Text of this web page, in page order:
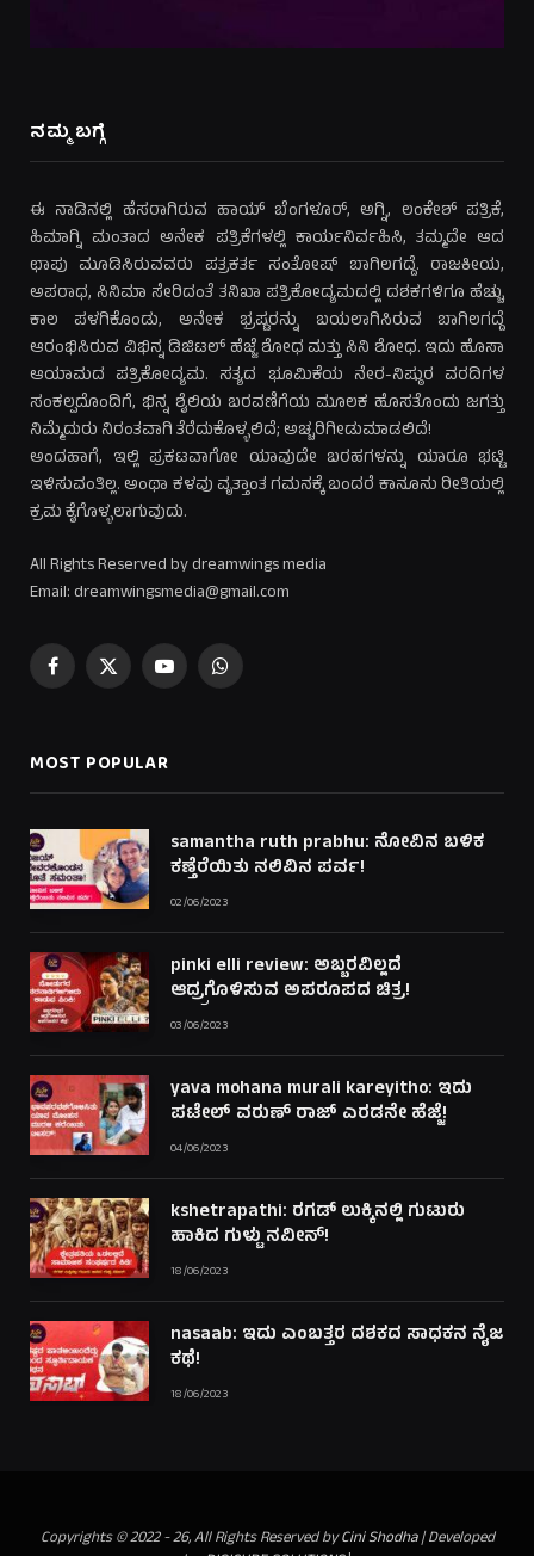
ನಮ್ಮ ಬಗ್ಗೆ
ಈ ನಾಡಿನಲ್ಲಿ ಹೆಸರಾಗಿರುವ ಹಾಯ್ ಬೆಂಗಳೂರ್, ಅಗ್ನಿ, ಲಂಕೇಶ್ ಪತ್ರಿಕೆ,
ಹಿಮಾಗ್ನಿ ಮಂತಾದ ಅನೇಕ ಪತ್ರಿಕೆಗಳಲ್ಲಿ ಕಾರ್ಯನಿರ್ವಹಿಸಿ, ತಮ್ಮದೇ ಆದ
ಛಾಪು ಮೂಡಿಸಿರುವವರು ಪತ್ರಕರ್ತ ಸಂತೋಷ್ ಬಾಗಿಲಗದ್ದೆ. ರಾಜಕೀಯ,
ಅಪರಾಧ, ಸಿನಿಮಾ ಸೇರಿದಂತೆ ತನಿಖಾ ಪತ್ರಿಕೋದ್ಯಮದಲ್ಲಿ ದಶಕಗಳಿಗೂ ಹೆಚ್ಚು
ಕಾಲ ಪಳಗಿಕೊಂಡು, ಅನೇಕ ಭ್ರಷ್ಟರನ್ನು ಬಯಲಾಗಿಸಿರುವ ಬಾಗಿಲಗದ್ದೆ
ಆರಂಭಿಸಿರುವ ವಿಭಿನ್ನ ಡಿಜಿಟಲ್ ಹೆಜ್ಜೆ ಶೋಧ ಮತ್ತು ಸಿನಿ ಶೋಧ. ಇದು ಹೊಸಾ
ಆಯಾಮದ ಪತ್ರಿಕೋದ್ಯಮ. ಸತ್ಯದ ಭೂಮಿಕೆಯ ನೇರ-ನಿಷ್ಠುರ ವರದಿಗಳ
ಸಂಕಲ್ಪದೊಂದಿಗೆ, ಭಿನ್ನ ಶೈಲಿಯ ಬರವಣಿಗೆಯ ಮೂಲಕ ಹೊಸತೊಂದು ಜಗತ್ತು
ನಿಮ್ಮೆದುರು ನಿರಂತವಾಗಿ ತೆರೆದುಕೊಳ್ಳಲಿದೆ; ಅಚ್ಚರಿಗೀಡುಮಾಡಲಿದೆ!
ಅಂದಹಾಗೆ, ಇಲ್ಲಿ ಪ್ರಕಟವಾಗೋ ಯಾವುದೇ ಬರಹಗಳನ್ನು ಯಾರೂ ಭಟ್ಟಿ
ಇಳಿಸುವಂತಿಲ್ಲ. ಅಂಥಾ ಕಳವು ವೃತ್ತಾಂತ ಗಮನಕ್ಕೆ ಬಂದರೆ ಕಾನೂನು ರೀತಿಯಲ್ಲಿ
ಕ್ರಮ ಕೈಗೊಳ್ಳಲಾಗುವುದು.
All Rights Reserved by dreamwings media
Email: dreamwingsmedia@gmail.com
Facebook
X
YouTubeWhatsApp
MOST POPULAR
samantha ruth prabhu: ನೋವಿನ ಬಳಿಕ
ಕಣ್ತೆರೆಯಿತು ನಲಿವಿನ ಪರ್ವ!
02/06/2023
pinki elli review: ಅಬ್ಬರವಿಲ್ಲದೆ
ಆದ್ರ್ರಗೊಳಿಸುವ ಅಪರೂಪದ ಚಿತ್ರ!
03/06/2023
yava mohana murali kareyitho: ಇದು
ಪಟೇಲ್ ವರುಣ್ ರಾಜ್ ಎರಡನೇ ಹೆಜ್ಜೆ!
04/06/2023
kshetrapathi: ರಗಡ್ ಲುಕ್ಕಿನಲ್ಲಿ ಗುಟುರು
ಹಾಕಿದ ಗುಳ್ಟು ನವೀನ್!
18/06/2023
nasaab: ಇದು ಎಂಬತ್ತರ ದಶಕದ ಸಾಧಕನ ನೈಜ
ಕಥೆ!
18/06/2023
Copyrights © 2022 - 26, All Rights Reserved byCini Shodha| Developed